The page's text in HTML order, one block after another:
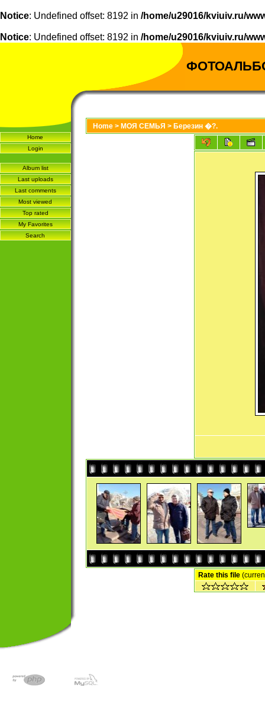
Notice: Undefined offset: 8192 in /home/u29016/kviuiv.ru/
Notice: Undefined offset: 8192 in /home/u29016/kviuiv.ru/
Home
Login
Album list
Last uploads
Last comments
Most viewed
Top rated
My Favorites
Search
Home > МОЯ СЕМЬЯ > Березин �?.
Rate this file